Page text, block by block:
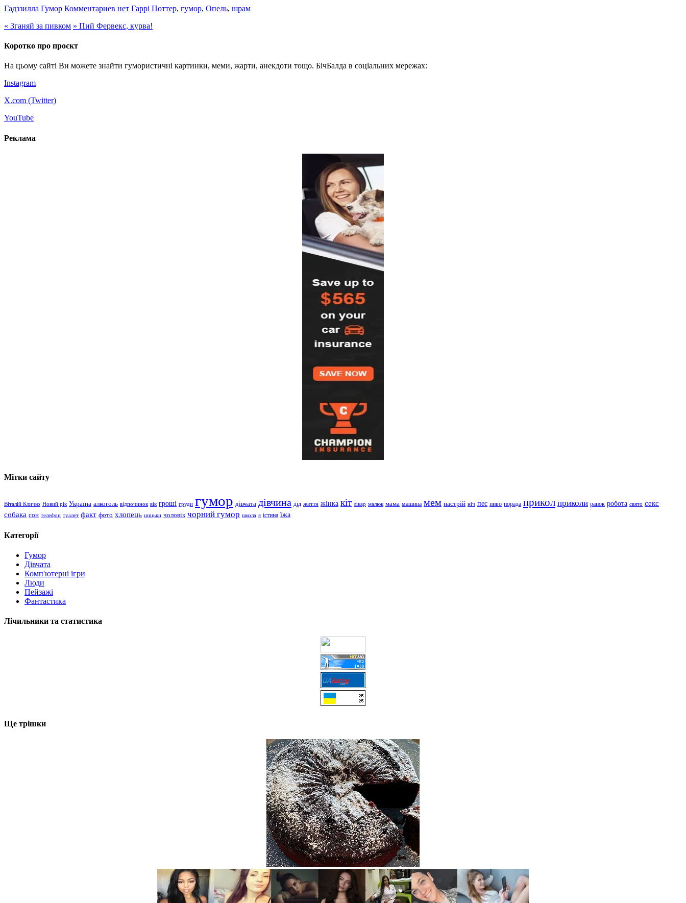
Гадззилла Гумор Комментариев нет Гаррі Поттер, гумор, Опель, шрам
« Зганяй за пивком » Пий Фервекс, курва!
Коротко про проєкт
На цьому сайті Ви можете знайти гумористичні картинки, меми, жарти, анекдоти тощо. БічБалда в соціальних мережах:
Instagram
X.com (Twitter)
YouTube
Реклама
Мітки сайту
Віталій Кличко Новий рік Україна алкоголь відпочинок вік гроші груди гумор дівчата дівчина дід життя жінка кіт лікар малюк мама машина мем настрій ніч пес пиво порада прикол приколи ранок робота свято секс
собака сон телефон туалет факт фото хлопець цицьки чоловік чорний гумор школа я істина їжа
Категорії
Гумор
Дівчата
Комп'ютерні ігри
Люди
Пейзажі
Фантастика
Лічильники та статистика
Ще трішки